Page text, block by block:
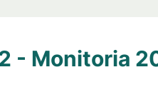
- Monitoria